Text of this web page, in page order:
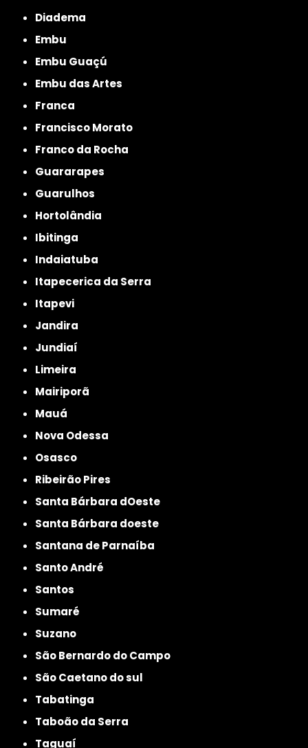
Diadema
Embu
Embu Guaçú
Embu das Artes
Franca
Francisco Morato
Franco da Rocha
Guararapes
Guarulhos
Hortolândia
Ibitinga
Indaiatuba
Itapecerica da Serra
Itapevi
Jandira
Jundiaí
Limeira
Mairiporã
Mauá
Nova Odessa
Osasco
Ribeirão Pires
Santa Bárbara dOeste
Santa Bárbara doeste
Santana de Parnaíba
Santo André
Santos
Sumaré
Suzano
São Bernardo do Campo
São Caetano do sul
Tabatinga
Taboão da Serra
Taguaí